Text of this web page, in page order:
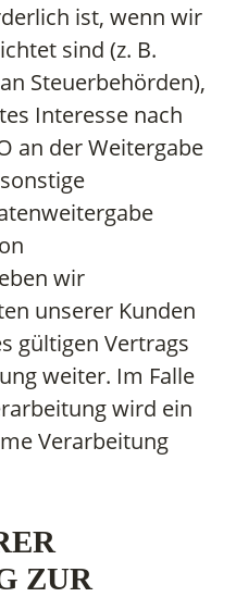
ist, wenn wir
sind (z. B.
Steuerbehörden),
Interesse nach
an der Weitergabe
wir
unserer Kunden
gültigen Vertrags
weiter. Im Falle
wird ein
Verarbeitung
ZUR